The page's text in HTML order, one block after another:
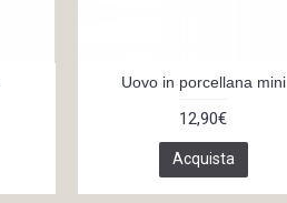
Uovo in porcellana mini
12,90€
Acquista